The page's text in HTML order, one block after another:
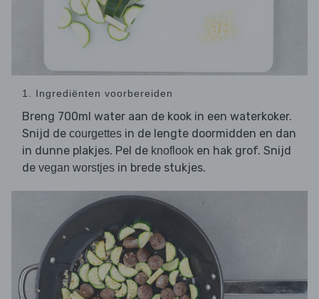
1. Ingrediënten voorbereiden
Breng 700ml water aan de kook in een waterkoker.
Snijd de courgettes in de lengte doormidden en dan
in dunne plakjes. Pel de knoflook en hak grof. Snijd
de vegan worstjes in brede stukjes.